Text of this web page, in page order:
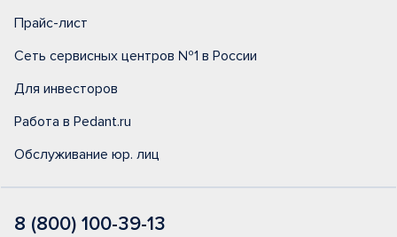
Прайс-лист
Сеть сервисных центров №1 в России
Для инвесторов
Работа в Pedant.ru
Обслуживание юр. лиц
8 (800) 100-39-13